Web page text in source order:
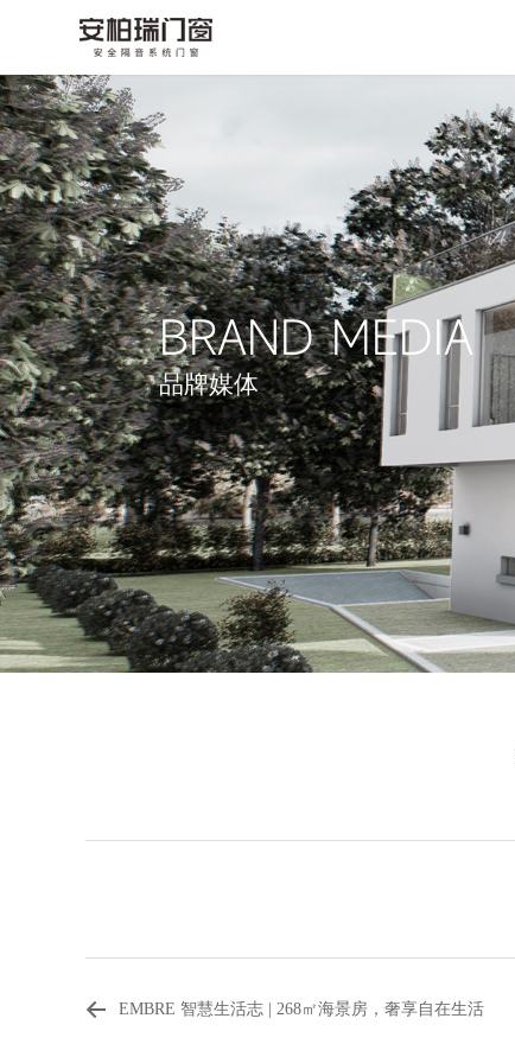
BRAND MEDIA
品牌媒体
EMBRE 智慧生活志 | 268㎡海景房，奢享自在生活